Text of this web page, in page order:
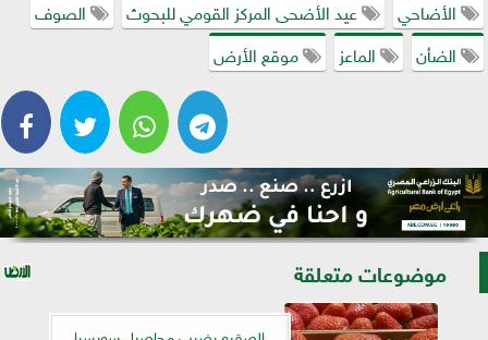
الأضاحي
عيد الأضحى المركز القومي للبحوث
الصوف
الضأن
الماعز موقع الأرض
موضوعات متعلقة